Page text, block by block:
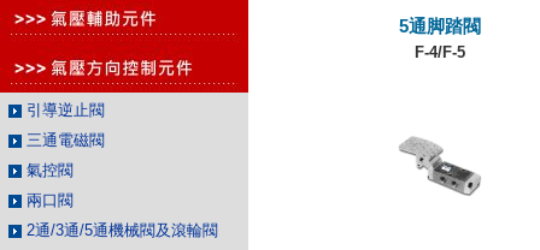
引導逆止閥
三通電磁閥
氣控閥
兩口閥
2通/3通/5通機械閥及滾輪閥
5通脚踏閥
F-4/F-5